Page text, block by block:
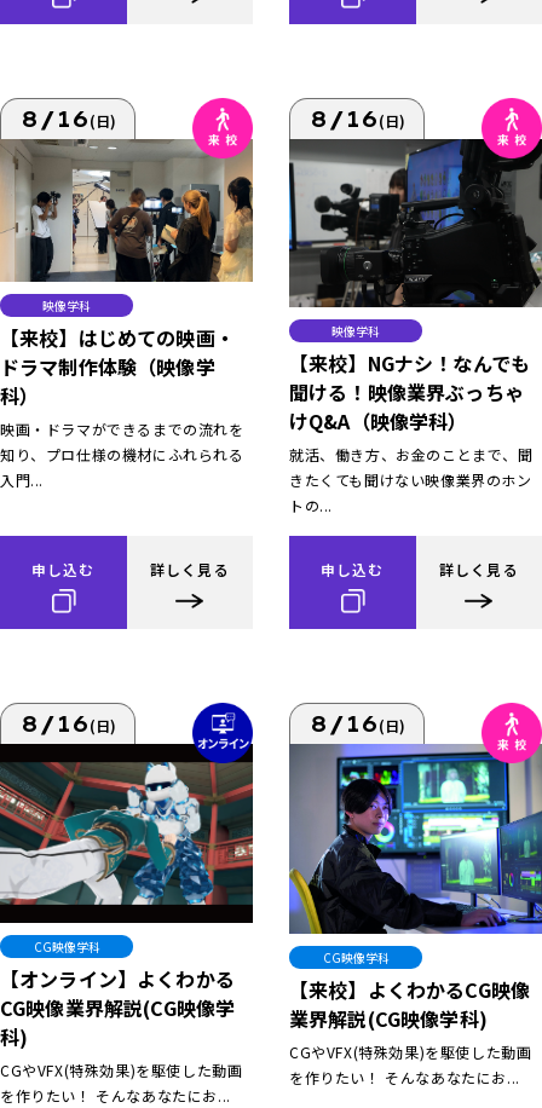
8/16(日)
映像学科
【来校】はじめての映画・
ドラマ制作体験（映像学
科）
映画・ドラマができるまでの流れを
知り、プロ仕様の機材にふれられる
入門...
申し込む 詳しく見る
8/16(日)
映像学科
【来校】NGナシ！なんでも
聞ける！映像業界ぶっちゃ
けQ&A（映像学科）
就活、働き方、お金のことまで、聞
きたくても聞けない映像業界のホン
トの...
申し込む 詳しく見る
8/16(日)
CG映像学科
【オンライン】よくわかる
CG映像業界解説(CG映像学
科)
CGやVFX(特殊効果)を駆使した動画
を作りたい！ そんなあなたにお...
8/16(日)
CG映像学科
【来校】よくわかるCG映像
業界解説(CG映像学科)
CGやVFX(特殊効果)を駆使した動画
を作りたい！ そんなあなたにお...